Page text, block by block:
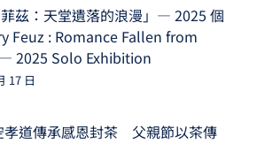
菲茲：天堂遺落的浪漫」— 2025 個
Feuz : Romance Fallen from
2025 Solo Exhibition
17 日
孝道傳承感恩封茶 父親節以茶傳